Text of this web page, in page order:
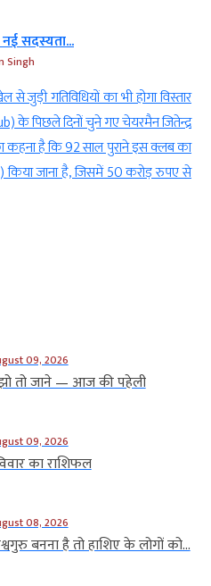
का भी होगा विस्तार
गए चेयरमैन जितेन्द्र
पुराने इस क्लब का
50 करोड़ रुपए से
सफाईकर्मियों ने
(Indore) में
का जगह-जगह
भी बरसाए गए,
09, 2026
तो जाने — आज की पहेली
09, 2026
का राशिफल
08, 2026
बनना है तो हाशिए के लोगों को...